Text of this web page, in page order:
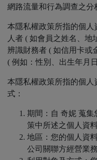
網路流量和行為調查之分
本隱私權政策所指的個人
人者 ( 如會員之姓名、地
辨識財務者 ( 如信用卡或
( 例如：性別、出生年月日
本隱私權政策所指的個
式：
期間：自 奇妮 蒐
策中所述之個人資
地區：您的個人資
公司關聯方經營業